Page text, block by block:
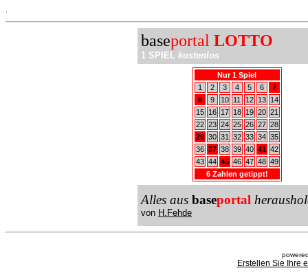
baseportal LOTTO
1 SPIEL kostenlos
Nur 1 Spiel
1
2 3 4 5 6
7
8
9 10 11 12 13
14
15
16 17 18 19 20 21
22 23 24 25 26 27 28
29 30 31 32 33 34 35
36 37 38 39 40 41 42
43 44 45 46 47 48 49
6 Zahlen getippt!
Alles aus baseportal
von H.Fehde
Erstellen Sie Ihre